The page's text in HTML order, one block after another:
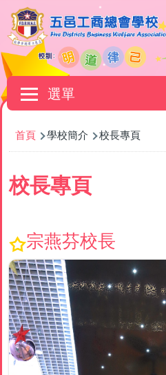
移至主內容
選單
Main
navigation
導
航
連
結
首頁 學校簡介 校長專頁
校長專頁
宗燕芬校長